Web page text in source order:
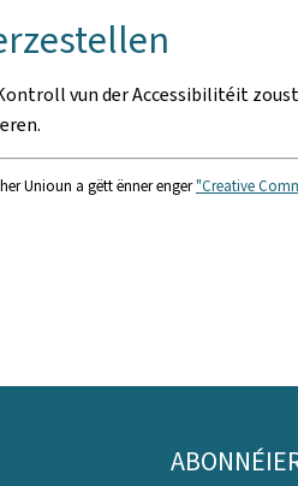
vun der Accessibilitéit
Unioun a gëtt ënner enger"Creative